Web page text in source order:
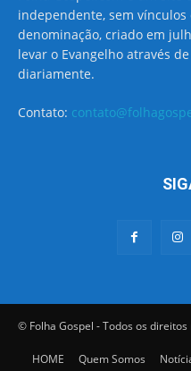
independente, sem
denominação, criado em
levar o Evangelho através
diariamente.
Contato:
© Folha Gospel - Todos os
HOME Quem Somos